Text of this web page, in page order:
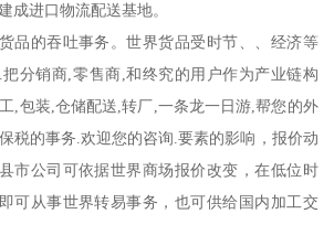
成进口物流配送基地。
品的吞吐事务。世界货品受时节、、经济等
分销商,零售商,和终究的用户作为产业链构
,包装,仓储配送,转厂,一条龙一日游,帮您的外
税的事务.欢迎您的咨询.要素的影响，报价动
市公司可依据世界商场报价改变，在低位时
可从事世界转易事务，也可供给国内加工交